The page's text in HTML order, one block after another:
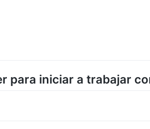
para iniciar a trabajar